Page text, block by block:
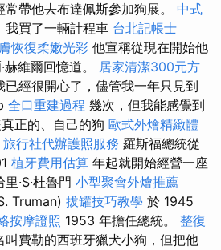
帶他去布達佩斯參加狗展。 中式
我買了一輛計程車 台北記帳士
恢復柔嫩光彩 他宣稱從現在開始他
維爾回憶道。 居家清潔300元方
已經很開心了，儘管我一年只見到
全口重建過程 幾次，但我能感覺到
正的、自己的狗 歐式外燴精緻體
旅行社代辦護照服務 羅斯福總統從
植牙費用估算 年起就開始經營一座
·S·杜魯門 小型聚會外燴推薦
Truman) 拔罐技巧教學 於 1945
按摩證照 1953 年擔任總統。 整復
叫費勒的西班牙獵犬小狗，但把他